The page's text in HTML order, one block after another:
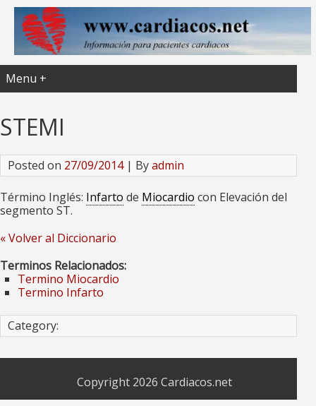
Menu +
STEMI
Posted on 27/09/2014| Byadmin
Término Inglés: Infarto de Miocardio con Elevación del
segmento ST.
« Volver al Diccionario
Terminos Relacionados:
Termino Miocardio
Termino Infarto
Category:
Copyright 2026 Cardiacos.net